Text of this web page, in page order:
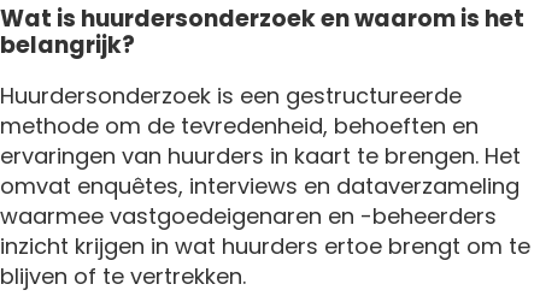
Wat is huurdersonderzoek en waarom is het
belangrijk?
Huurdersonderzoek is een gestructureerde
methode om de tevredenheid, behoeften en
ervaringen van huurders in kaart te brengen. Het
omvat enquêtes, interviews en dataverzameling
waarmee vastgoedeigenaren en -beheerders
inzicht krijgen in wat huurders ertoe brengt om te
blijven of te vertrekken.